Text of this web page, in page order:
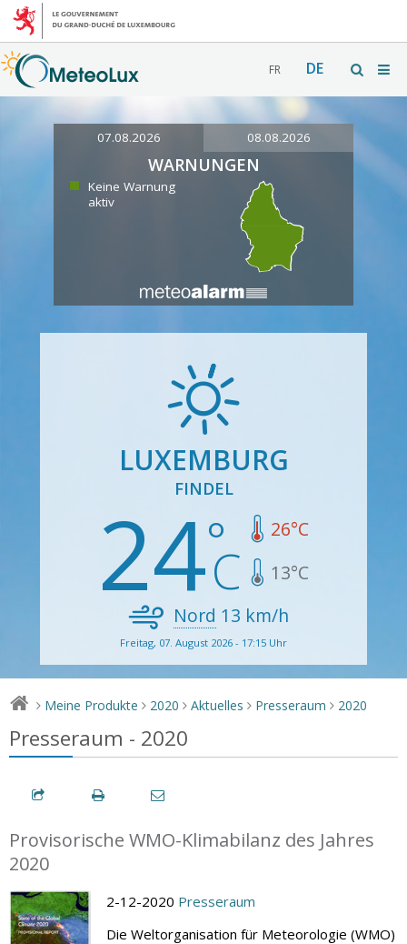
FR DE
07.08.2026 08.08.2026
WARNUNGEN
Keine Warnung
aktiv
LUXEMBURG
FINDEL
24 26°C
13°C
Nord 13 km/h
Freitag, 07. August 2026 - 17:15 Uhr
> Meine Produkte > 2020 > Aktuelles > Presseraum > 2020
Presseraum - 2020
Provisorische WMO-Klimabilanz des Jahres
2020
2-12-2020 Presseraum
Die Weltorganisation für Meteorologie (WMO)